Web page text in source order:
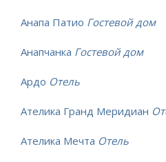
Анапа Патио Гостевой дом
Анапчанка Гостевой дом
Ардо Отель
Ателика Гранд Меридиан
Ателика Мечта Отель